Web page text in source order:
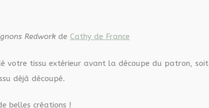
Redwork de Cathy de France
votre tissu extérieur avant la découpe du patron,
déjà découpé.
belles créations !